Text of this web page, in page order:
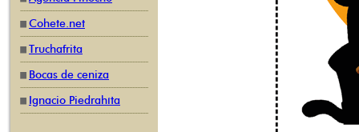
Cohete.net
Truchafrita
Bocas de ceniza
Ignacio Piedrahíta